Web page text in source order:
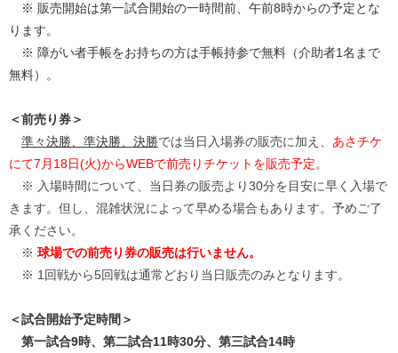
※ 販売開始は第一試合開始の一時間前、午前8時からの予定とな
ります。
※ 障がい者手帳をお持ちの方は手帳持参で無料（介助者1名まで
無料）。
＜前売り券＞
準々決勝、準決勝、決勝では当日入場券の販売に加え、 あさチケ
にて7月18日(火)からWEBで前売りチケットを販売予定。
※ 入場時間について、当日券の販売より30分を目安に早く入場で
きます。但し、混雑状況によって早める場合もあります。予めご了
承ください。
※ 球場での前売り券の販売は行いません。
※ 1回戦から5回戦は通常どおり当日販売のみとなります。
＜試合開始予定時間＞
第一試合9時、第二試合11時30分、第三試合14時